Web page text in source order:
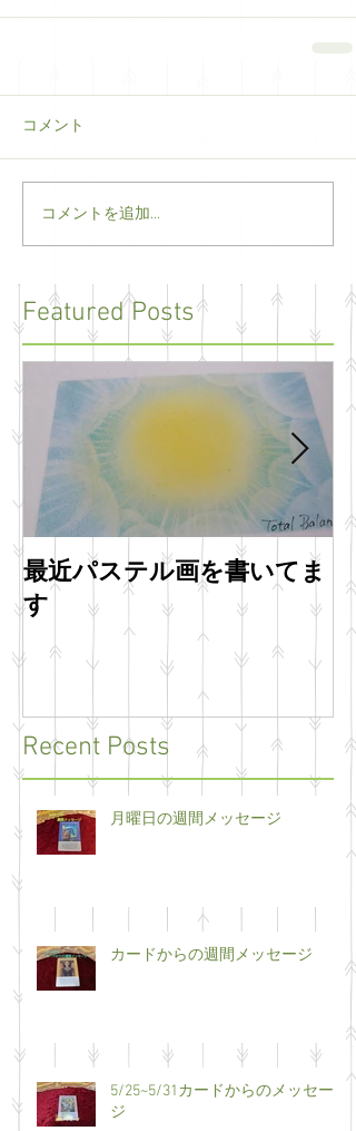
コメント
コメントを追加…
Featured Posts
最近パステル画を書いてま
す
Recent Posts
月曜日の週間メッセージ
カードからの週間メッセージ
5/25~5/31カードからのメッセー
ジ